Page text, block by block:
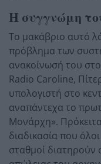
Η συγγνώμη
Το μακάβριο αυτό
πρόβλημα των
ανακοίνωσή του
Radio Caroline,
υπολογιστή στο
αναπάντεχα το
Μονάρχη».
διαδικασία που
σταθμοί διατηρούν